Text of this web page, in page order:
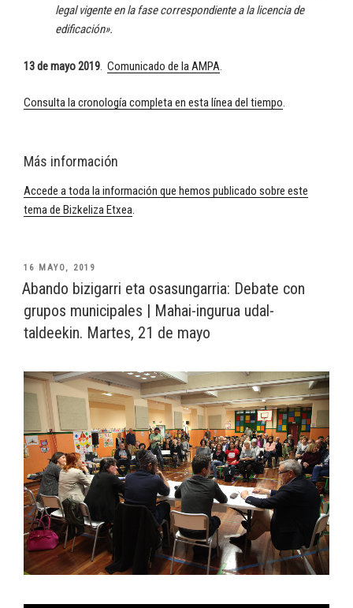
legal vigente en la fase correspondiente a la licencia de
edificación».
13 de mayo 2019. Comunicado de la AMPA.
Consulta la cronología completa en esta línea del tiempo.
Más información
Accede a toda la información que hemos publicado sobre este
tema de Bizkeliza Etxea.
PUBLICADO
EL
16 MAYO, 2019
Abando bizigarri eta osasungarria: Debate con
grupos municipales | Mahai-ingurua udal-
taldeekin. Martes, 21 de mayo